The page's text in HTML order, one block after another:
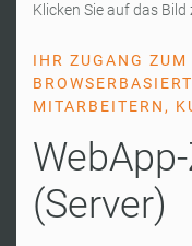
Klicken Sie auf das Bild
IHR ZUGANG
MITARBEITERN,
(Server)